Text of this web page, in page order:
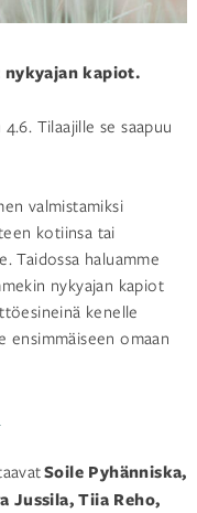
nykyajan kapiot.
Tilaajille se saapuu
valmistamiksi
kotiinsa tai
Taidossa haluamme
nykyajan kapiot
kenelle
ensimmäiseen omaan
Soile Pyhänniska,
Jussila, Tiia Reho,